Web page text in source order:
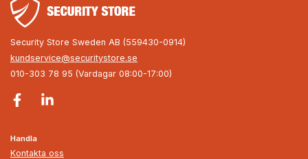
Security Store Sweden AB (559430-0914)
kundservice@securitystore.se
010-303 78 95 (Vardagar 08:00-17:00)
Handla
Kontakta oss